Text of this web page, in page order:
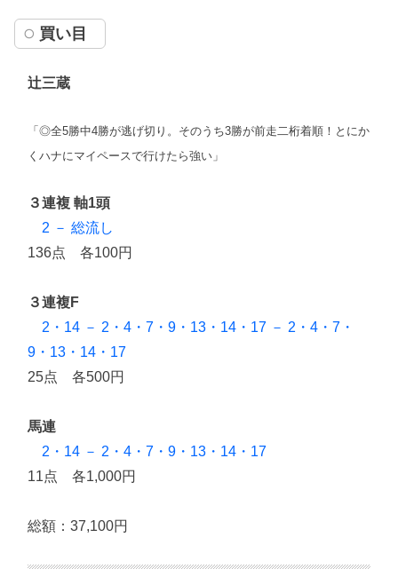
買い目
辻三蔵
「◎全5勝中4勝が逃げ切り。そのうち3勝が前走二桁着順！とにか
くハナにマイペースで行けたら強い」
３連複 軸1頭
2 － 総流し
136点 各100円
３連複F
2・14 － 2・4・7・9・13・14・17 － 2・4・7・
9・13・14・17
25点 各500円
馬連
2・14 － 2・4・7・9・13・14・17
11点 各1,000円
総額：37,100円